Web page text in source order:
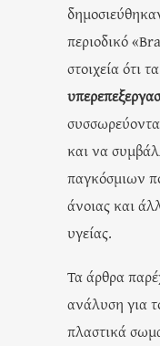
περιοδικό
στοιχεία ότι τα
και να
παγκόσμιων
άνοιας και
υγείας.
Τα άρθρα
ανάλυση για
πλαστικά